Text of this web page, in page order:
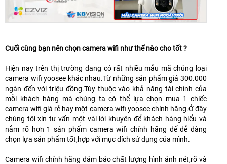
Cuối cùng bạn nên chọn camera wifi như thế nào cho tốt ?
Hiện nay trên thị trường đang có rất nhiều mẫu mã chủng loại
camera wifi yoosee khác nhau.Từ những sản phẩm giá 300.000
ngàn đến với triệu đồng.Tùy thuộc vào khả năng tài chính của
mỗi khách hàng mà chúng ta có thể lựa chọn mua 1 chiếc
camera wifi giá rẻ hay một camera wifi yoosee chính hãng.Ở đây
chúng tôi xin tư vấn một vài lời khuyên để khách hàng hiểu và
nắm rõ hơn 1 sản phẩm camera wifi chính hãng để dễ dàng
chọn lựa sản phẩm tốt,hợp với mục đích sử dụng của mình.
Camera wifi chính hãng đảm bảo chất lượng hình ảnh nét,rõ và